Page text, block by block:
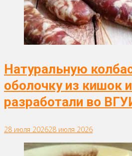
Натуральную
оболочку из кишок
разработали во
28 июля 202628 июля 2026